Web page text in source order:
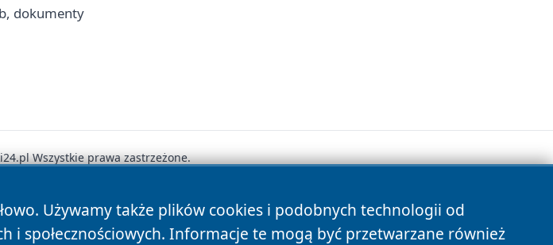
dokumenty
Używamy także plików cookies i podobnych technologii od
społecznościowych. Informacje te mogą być przetwarzane również
Wszystkie prawa zastrzeżone.
Prywatności Polityka Cookies